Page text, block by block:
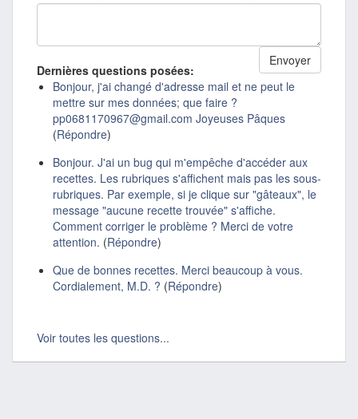
Dernières questions posées:
Bonjour, j'ai changé d'adresse mail et ne peut le
mettre sur mes données; que faire ?
pp0681170967@gmail.com Joyeuses Pâques
(Répondre)
Bonjour. J'ai un bug qui m'empêche d'accéder aux
recettes. Les rubriques s'affichent mais pas les sous-
rubriques. Par exemple, si je clique sur "gâteaux", le
message "aucune recette trouvée" s'affiche.
Comment corriger le problème ? Merci de votre
attention. (Répondre)
Que de bonnes recettes. Merci beaucoup à vous.
Cordialement, M.D. ? (Répondre)
Voir toutes les questions...